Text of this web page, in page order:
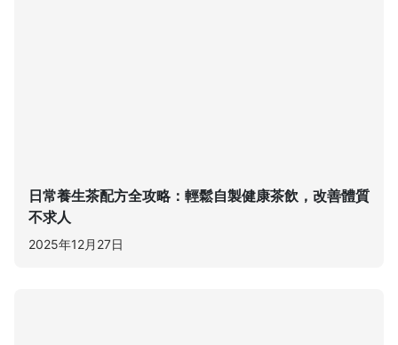
日常養生茶配方全攻略：輕鬆自製健康茶飲，改善體質
不求人
2025年12月27日